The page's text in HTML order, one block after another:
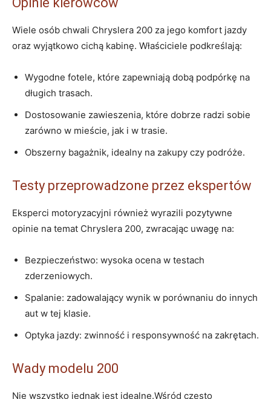
Wiele osób chwali Chryslera 200 za jego komfort jazdy
oraz wyjątkowo cichą kabinę. Właściciele podkreślają:
Wygodne fotele, które zapewniają dobą podpórkę na
długich trasach.
Dostosowanie zawieszenia, które dobrze radzi sobie
zarówno w mieście, jak i w trasie.
Obszerny bagażnik, idealny na zakupy czy podróże.
Testy przeprowadzone przez ekspertów
Eksperci motoryzacyjni również wyrazili pozytywne
opinie na temat Chryslera 200, zwracając uwagę na:
Bezpieczeństwo: wysoka ocena w testach
zderzeniowych.
Spalanie: zadowalający wynik w porównaniu do innych
aut w tej klasie.
Optyka jazdy: zwinność i responsywność na zakrętach.
Wady modelu 200
Nie wszystko jednak jest idealne.Wśród często